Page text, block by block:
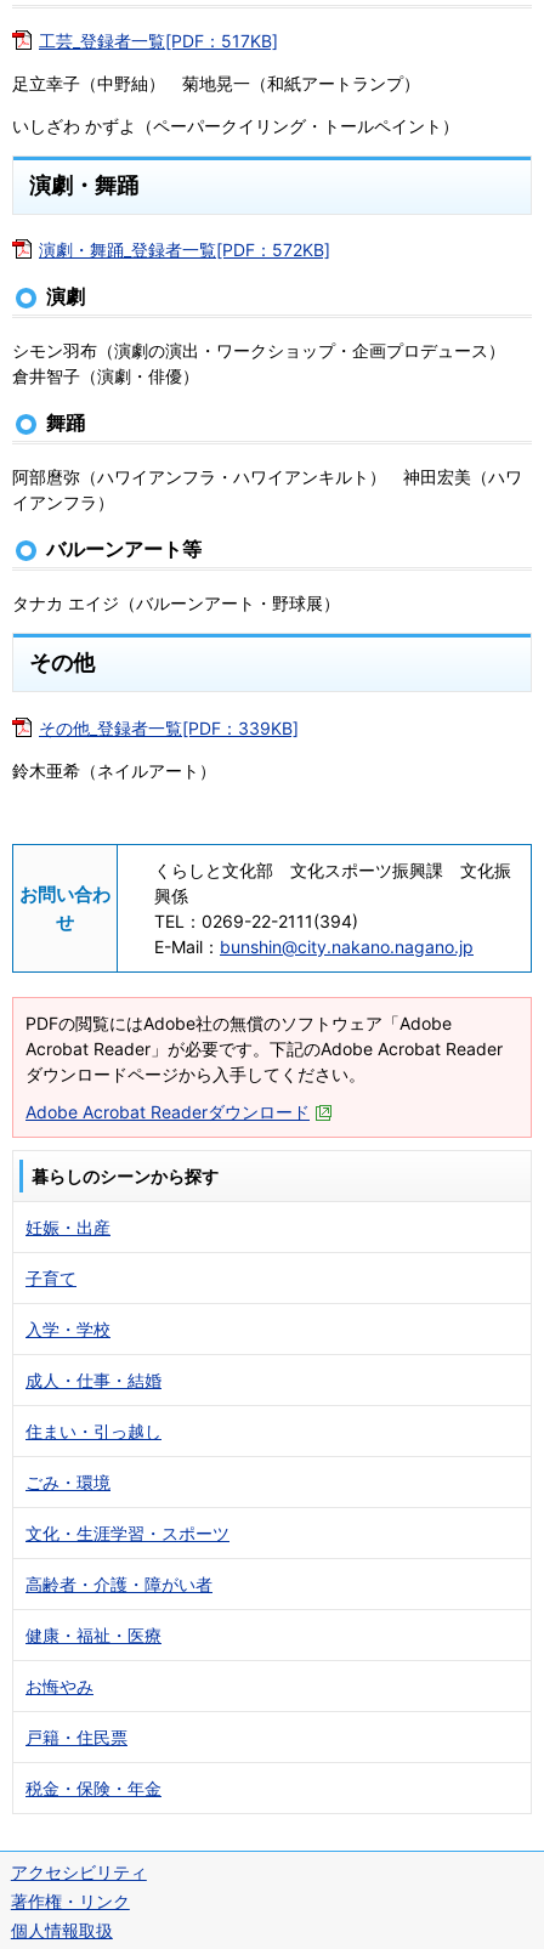
工芸_登録者一覧[PDF：517KB]
足立幸子（中野紬） 菊地晃一（和紙アートランプ）
いしざわ かずよ（ペーパークイリング・トールペイント）
演劇・舞踊
演劇・舞踊_登録者一覧[PDF：572KB]
演劇
シモン羽布（演劇の演出・ワークショップ・企画プロデュース）
倉井智子（演劇・俳優）
舞踊
阿部麿弥（ハワイアンフラ・ハワイアンキルト） 神田宏美（ハワ
イアンフラ）
バルーンアート等
タナカ エイジ（バルーンアート・野球展）
その他
その他_登録者一覧[PDF：339KB]
鈴木亜希（ネイルアート）
お問い合わ
せ
くらしと文化部 文化スポーツ振興課 文化振
興係
TEL： 0269-22-2111(394)
E-Mail： bunshin@city.nakano.nagano.jp
PDFの閲覧にはAdobe社の無償のソフトウェア「Adobe
Acrobat Reader」が必要です。下記のAdobe Acrobat Reader
ダウンロードページから入手してください。
Adobe Acrobat Readerダウンロード
暮らしのシーンから探す
妊娠・出産
子育て
入学・学校
成人・仕事・結婚
住まい・引っ越し
ごみ・環境
文化・生涯学習・スポーツ
高齢者・介護・障がい者
健康・福祉・医療
お悔やみ
戸籍・住民票
税金・保険・年金
アクセシビリティ
著作権・リンク
個人情報取扱